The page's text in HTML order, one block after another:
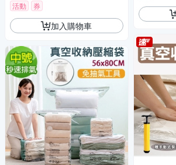
活動 券
加入購物車